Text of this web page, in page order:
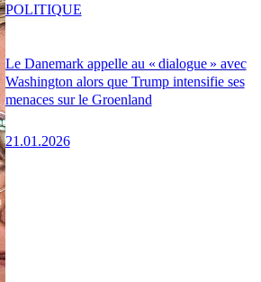
Le Danemark appelle au « dialogue » avec
Washington alors que Trump intensifie ses
menaces sur le Groenland
21.01.2026
POLITIQUE